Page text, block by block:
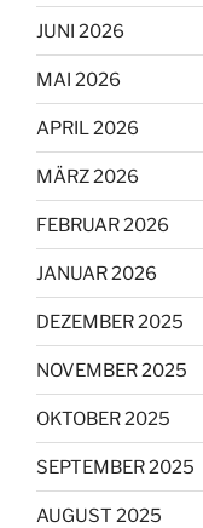
JUNI 2026
MAI 2026
APRIL 2026
MÄRZ 2026
FEBRUAR 2026
JANUAR 2026
DEZEMBER 2025
NOVEMBER 2025
OKTOBER 2025
SEPTEMBER 2025
AUGUST 2025